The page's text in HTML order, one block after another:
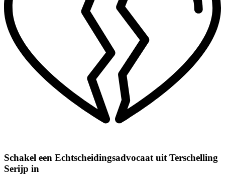
Schakel een Echtscheidingsadvocaat uit Terschelling
Serijp in